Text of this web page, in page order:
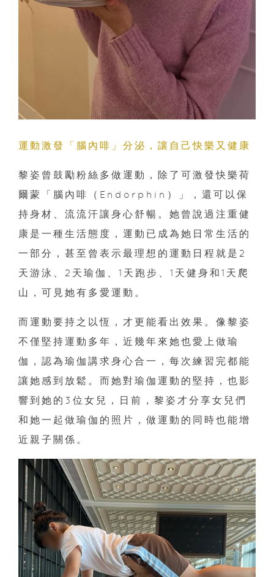
運動激發「腦內啡」分泌，讓自己快樂又健康
黎姿曾鼓勵粉絲多做運動，除了可激發快樂荷
爾蒙「腦內啡（Endorphin）」，還可以保
持身材、流流汗讓身心舒暢。她曾說過注重健
康是一種生活態度，運動已成為她日常生活的
一部分，甚至曾表示最理想的運動日程就是2
天游泳、2天瑜伽、1天跑步、1天健身和1天爬
山，可見她有多愛運動。
而運動要持之以恆，才更能看出效果。像黎姿
不僅堅持運動多年，近幾年來她也愛上做瑜
伽，認為瑜伽講求身心合一，每次練習完都能
讓她感到放鬆。而她對瑜伽運動的堅持，也影
響到她的3位女兒，日前，黎姿才分享女兒們
和她一起做瑜伽的照片，做運動的同時也能增
近親子關係。